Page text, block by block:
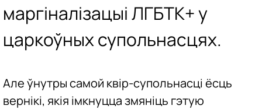
маргіналізацыі ЛГБТК+ у
царкоўных супольнасцях.
Але ўнутры самой квір-супольнасці ёсць
вернікі, якія імкнуцца змяніць гэтую